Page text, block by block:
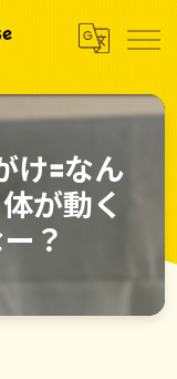
け🟰なん
が動く
？